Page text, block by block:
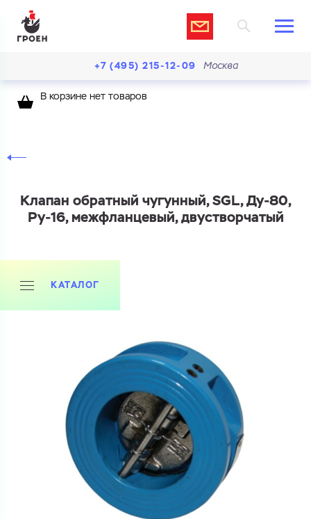
Купить как физ. лицо
Купить как юр. лицо
Перечислите товары, которые вас интересуют
и укажите какую информацию вы хотите по ним
получить. Мы свяжемся с вами в ближайшее время.
Запросить КП
Запросить Счёт
+7 (495) 215-12-09 Москва
В корзине нет товаров
Клапан обратный чугунный, SGL, Ду-80,
Ру-16, межфланцевый, двустворчатый
КАТАЛОГ